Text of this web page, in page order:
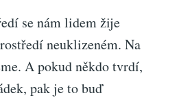
se nám lidem žije
neuklizeném. Na
A pokud někdo tvrdí,
pak je to buď